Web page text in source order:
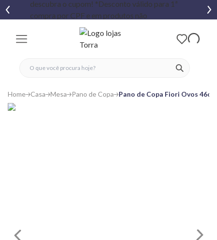
ver
fechar menu
fechar menu
favoritos
Home Casa Mesa Pano de Copa Pano de Copa Fiori Ovos